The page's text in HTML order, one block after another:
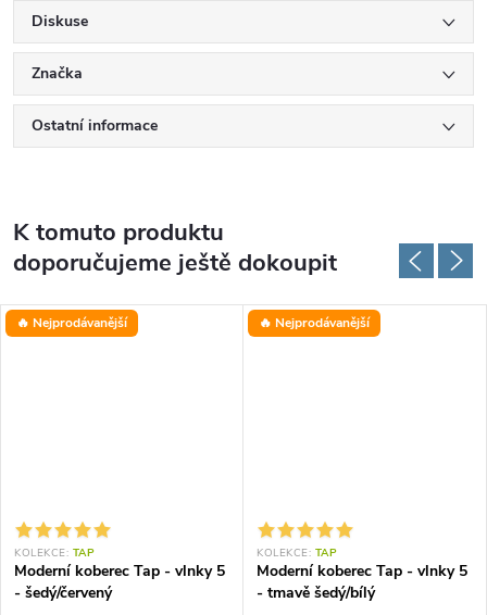
Diskuse
Značka
Ostatní informace
K tomuto produktu
doporučujeme ještě dokoupit
🔥 Nejprodávanější
KOLEKCE: TAP
Moderní koberec Tap - vlnky 5
- šedý/červený
🔥 Nejprodávanější
KOLEKCE: TAP
Moderní koberec Tap - vlnky 5
- tmavě šedý/bílý